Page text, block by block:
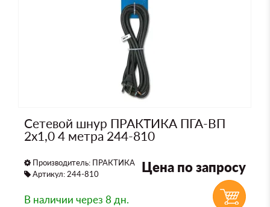
Сетевой шнур ПРАКТИКА ПГА-ВП
2х1,0 4 метра 244-810
Производитель: ПРАКТИКА
Артикул: 244-810
Цена по запросу
В наличии через 8 дн.